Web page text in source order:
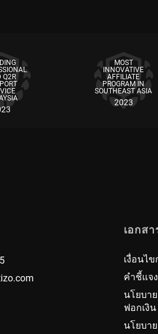
Q2R
MOST
INNOVATIVE
AFFILIATE
PROGRAM IN
SOUTHEAST ASIA
2023
เอกสา
เงื่อนไ
คำชี้แจ
นโยบา
ฟอกเงิน
นโยบา